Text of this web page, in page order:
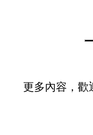
更多內容，歡